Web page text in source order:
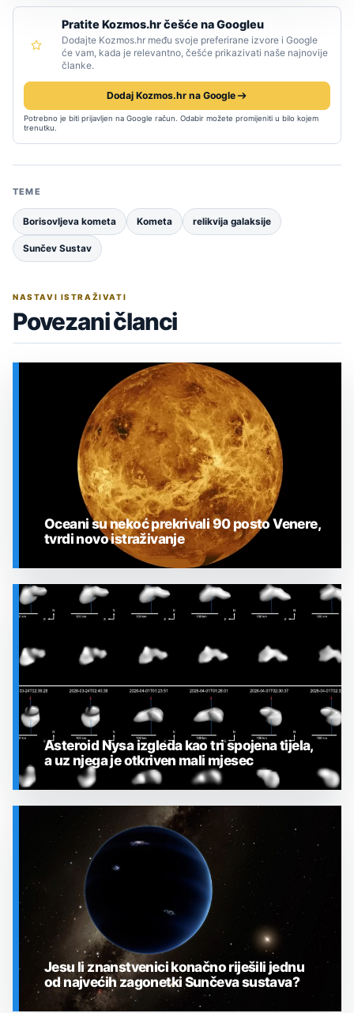
Pratite Kozmos.hr češće na Googleu
Dodajte Kozmos.hr među svoje preferirane izvore i Google
će vam, kada je relevantno, češće prikazivati naše najnovije
članke.
Dodaj Kozmos.hr na Google
Potrebno je biti prijavljen na Google račun. Odabir možete promijeniti u bilo kojem
trenutku.
TEME
Borisovljeva kometa Kometa relikvija galaksije
Sunčev Sustav
NASTAVI ISTRAŽIVATI
Povezani članci
SVEMIR
Oceani su nekoć prekrivali 90 posto Venere,
tvrdi novo istraživanje
SVEMIR
Asteroid Nysa izgleda kao tri spojena tijela,
a uz njega je otkriven mali mjesec
Jesu li znanstvenici konačno riješili jednu
od najvećih zagonetki Sunčeva sustava?